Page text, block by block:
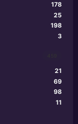
178
25
198
3
21
69
98
11